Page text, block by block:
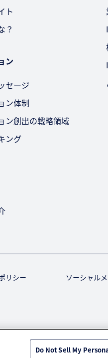
ト
？
ン
セージ
ン体制
ン創出の戦略領域
ング
リシー ソーシャル
Do Not Sell My